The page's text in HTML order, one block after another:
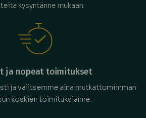
kysyntänne mukaan.
ja nopeat toimitukset
ja valitsemme aina mutkattomimman
koskien toimituksianne.